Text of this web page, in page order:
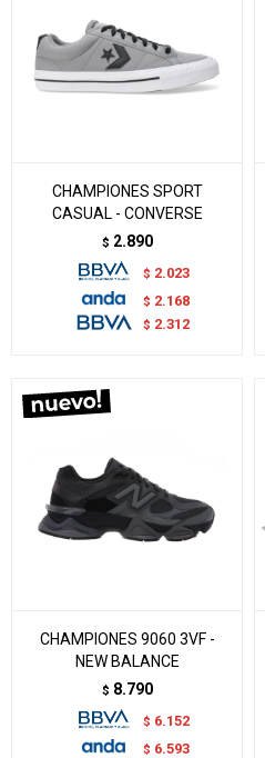
CHAMPIONES SPORT
CASUAL - CONVERSE
$ 2.890
$ 2.023
$ 2.168
$ 2.312
CHAMPIONES 9060 3VF -
NEW BALANCE
$ 8.790
$ 6.152
$ 6.593